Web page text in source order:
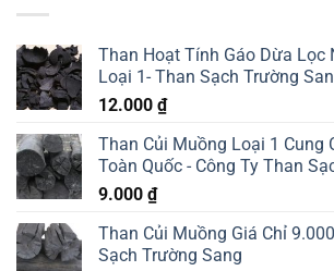
Than Hoạt Tính Gáo Dừa Lọc
Loại 1- Than Sạch Trường
12.000 ₫
Than Củi Muồng Loại 1 Cung
Toàn Quốc - Công Ty Than
9.000 ₫
Than Củi Muồng Giá Chỉ
Sạch Trường Sang